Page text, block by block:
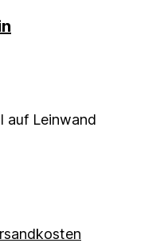
auf Leinwand